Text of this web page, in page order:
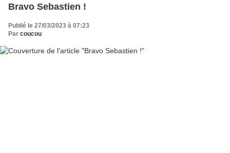
Bravo Sebastien !
Publié le 27/03/2023 à 07:23
Par coucou